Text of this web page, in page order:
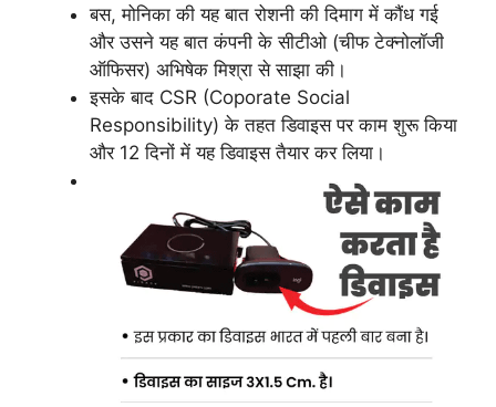
बस, मोनिका की यह बात रोशनी की दिमाग में कौंध गई
और उसने यह बात कंपनी के सीटीओ (चीफ टेक्नोलॉजी
ऑफिसर) अभिषेक मिश्रा से साझा की।
इसके बाद CSR (Coporate Social
Responsibility) के तहत डिवाइस पर काम शुरू किया
और 12 दिनों में यह डिवाइस तैयार कर लिया।